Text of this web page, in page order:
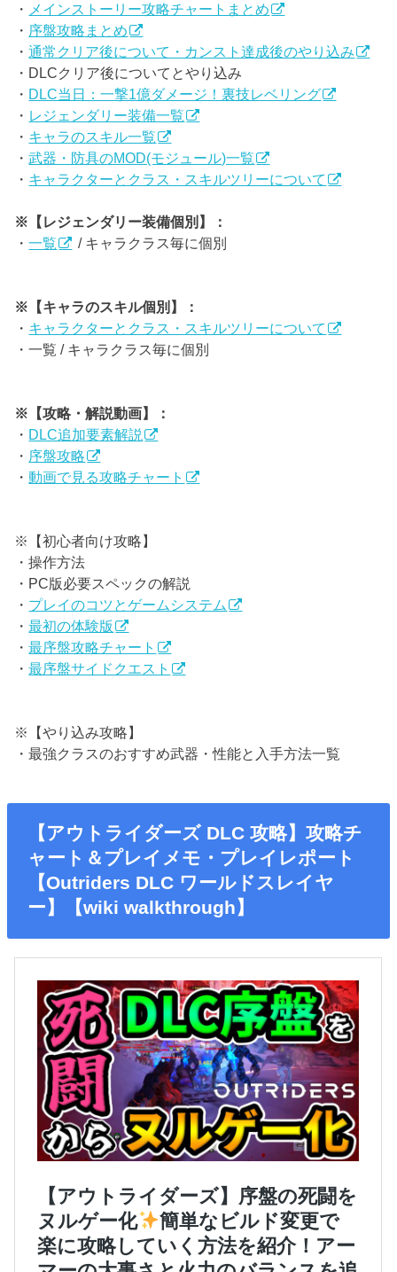
・ メインストーリー攻略チャートまとめ
・ 序盤攻略まとめ
・通常クリア後について・カンスト達成後のやり込み
・DLCクリア後についてとやり込み
・ DLC当日：一撃1億ダメージ！裏技レベリング
・ レジェンダリー装備一覧
・ キャラのスキル一覧
・武器・防具のMOD(モジュール)一覧
・ キャラクターとクラス・スキルツリーについて
※【レジェンダリー装備個別】：
・一覧 / キャラクラス毎に個別
※【キャラのスキル個別】：
・ キャラクターとクラス・スキルツリーについて
・一覧 / キャラクラス毎に個別
※【攻略・解説動画】：
・ DLC追加要素解説
・ 序盤攻略
・動画で見る攻略チャート
※【初心者向け攻略】
・操作方法
・PC版必要スペックの解説
・ プレイのコツとゲームシステム
・最初の体験版
・最序盤攻略チャート
・最序盤サイドクエスト
※【やり込み攻略】
・最強クラスのおすすめ武器・性能と入手方法一覧
【アウトライダーズ DLC 攻略】攻略チ
ャート＆プレイメモ・プレイレポート
【Outriders DLC ワールドスレイヤ
ー】【wiki walkthrough】